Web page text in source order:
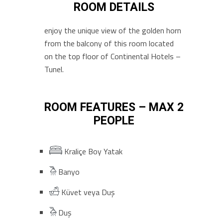
ROOM DETAILS
enjoy the unique view of the golden horn
from the balcony of this room located
on the top floor of Continental Hotels –
Tunel.
ROOM FEATURES – MAX 2
PEOPLE
Kraliçe Boy Yatak
Banyo
Küvet veya Duş
Duş